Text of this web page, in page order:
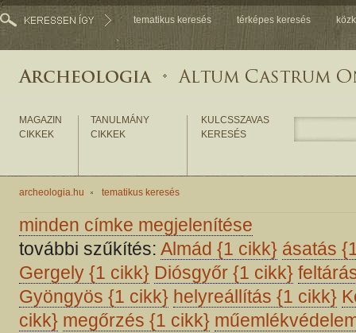
tematikus keresés térképes keresés
MAGAZIN
CIKKEK
TANULMÁNY
CIKKEK
KULCSSZAVAS
KERESÉS
archeologia.hu tematikus keresés
minden címke megjelenítése
további szűkítés: Almád {1 cikk} ásatás
Gergely {1 cikk} Diósgyőr {1 cikk}
Gyöngyös {1 cikk} helyreállítás {1 cikk}
cikk} megőrzés {1 cikk}